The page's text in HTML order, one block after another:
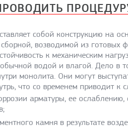
собой конструкцию на
возводимой из готовых
к механическим
водой и влагой. Дело в
монолита. Они могут
что со временем приводит
арматуры, ее
камня в результате